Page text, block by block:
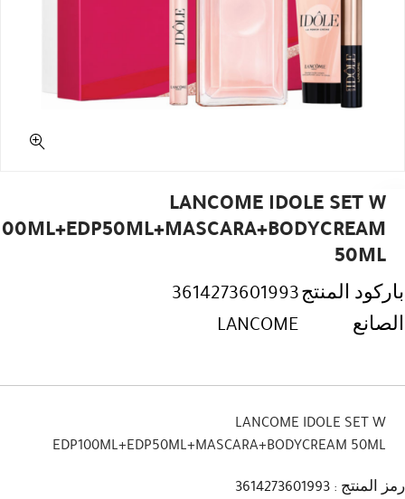
LANCOME IDOLE SET W
50ML
باركود المنتج3614273601993
الصانع
LANCOME
LANCOME IDOLE SET W
EDP100ML+EDP50ML+MASCARA+BODYCREAM 50ML
رمز المنتج : 3614273601993